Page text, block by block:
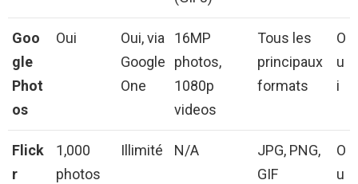
Goo
gle
Phot
os
Oui
Oui, via
Google
One
16MP
photos,
1080p
videos
Tous les
principaux
formats
O
u
i
Flick
r
1,000
photos
Illimité N/A
JPG, PNG,
GIF
O
u